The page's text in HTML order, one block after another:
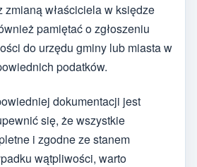
zmianą właściciela w księdze
pamiętać o zgłoszeniu
do urzędu gminy lub miasta w
podatków.
dokumentacji jest
się, że wszystkie
i zgodne ze stanem
wątpliwości, warto